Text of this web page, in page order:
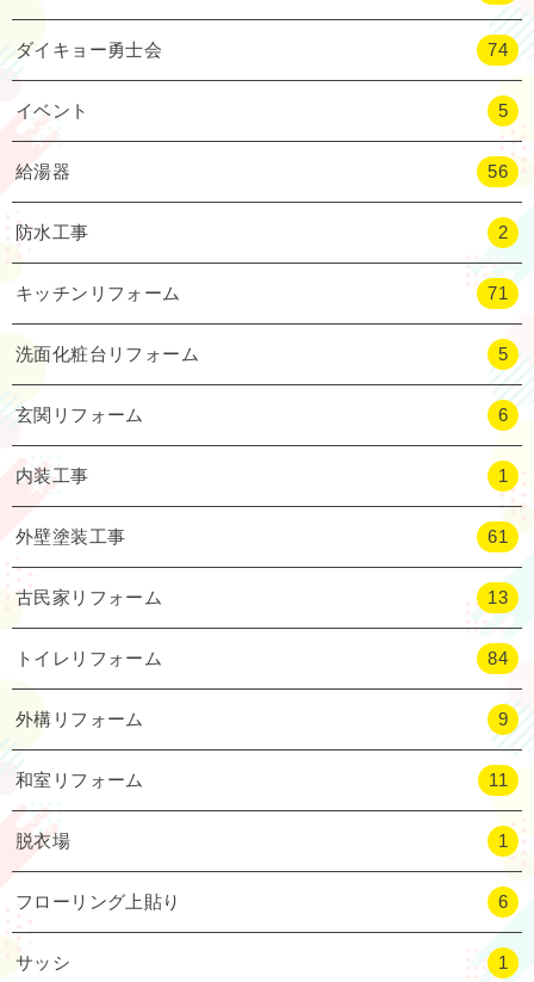
ダイキョー勇士会 74
イベント 5
給湯器 56
防水工事 2
キッチンリフォーム 71
洗面化粧台リフォーム 5
玄関リフォーム 6
内装工事 1
外壁塗装工事 61
古民家リフォーム 13
トイレリフォーム 84
外構リフォーム 9
和室リフォーム 11
脱衣場 1
フローリング上貼り 6
サッシ 1